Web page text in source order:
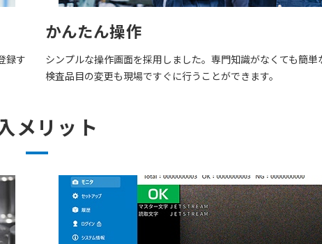
録す
かんたん操作
シンプルな操作画面を採用しました。専門知識がなくても簡単
検査品目の変更も現場ですぐに行うことができます。
メリット